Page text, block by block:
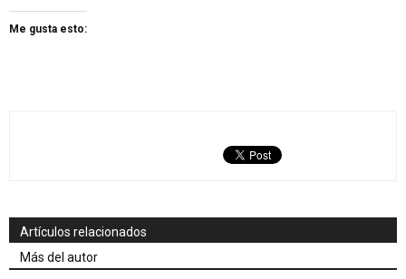
Me gusta esto:
Artículos relacionados
Más del autor